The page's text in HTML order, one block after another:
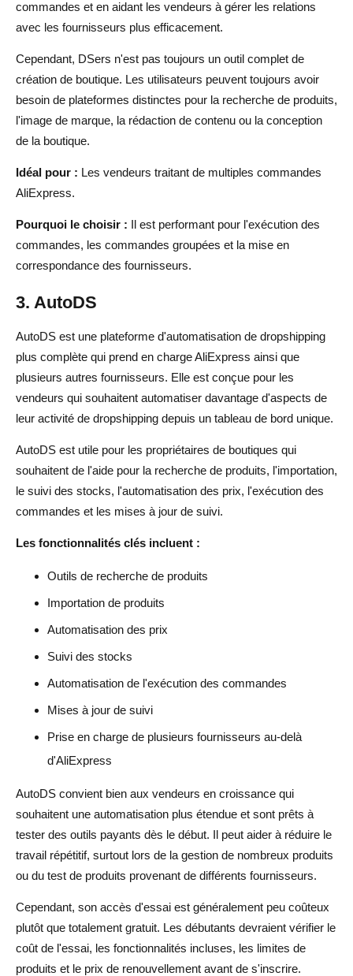
commandes et en aidant les vendeurs à gérer les relations
avec les fournisseurs plus efficacement.
Cependant, DSers n'est pas toujours un outil complet de
création de boutique. Les utilisateurs peuvent toujours avoir
besoin de plateformes distinctes pour la recherche de produits,
l'image de marque, la rédaction de contenu ou la conception
de la boutique.
Idéal pour : Les vendeurs traitant de multiples commandes
AliExpress.
Pourquoi le choisir : Il est performant pour l'exécution des
commandes, les commandes groupées et la mise en
correspondance des fournisseurs.
3. AutoDS
AutoDS est une plateforme d'automatisation de dropshipping
plus complète qui prend en charge AliExpress ainsi que
plusieurs autres fournisseurs. Elle est conçue pour les
vendeurs qui souhaitent automatiser davantage d'aspects de
leur activité de dropshipping depuis un tableau de bord unique.
AutoDS est utile pour les propriétaires de boutiques qui
souhaitent de l'aide pour la recherche de produits, l'importation,
le suivi des stocks, l'automatisation des prix, l'exécution des
commandes et les mises à jour de suivi.
Les fonctionnalités clés incluent :
Outils de recherche de produits
Importation de produits
Automatisation des prix
Suivi des stocks
Automatisation de l'exécution des commandes
Mises à jour de suivi
Prise en charge de plusieurs fournisseurs au-delà
d'AliExpress
AutoDS convient bien aux vendeurs en croissance qui
souhaitent une automatisation plus étendue et sont prêts à
tester des outils payants dès le début. Il peut aider à réduire le
travail répétitif, surtout lors de la gestion de nombreux produits
ou du test de produits provenant de différents fournisseurs.
Cependant, son accès d'essai est généralement peu coûteux
plutôt que totalement gratuit. Les débutants devraient vérifier le
coût de l'essai, les fonctionnalités incluses, les limites de
produits et le prix de renouvellement avant de s'inscrire.